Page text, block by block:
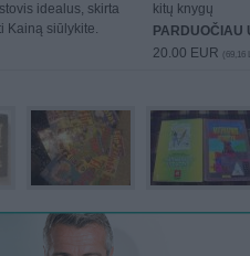
idealus, skirta
Kainą siūlykite.
kitų knygų
PARDUOČIAU
20.00 EUR (69,16